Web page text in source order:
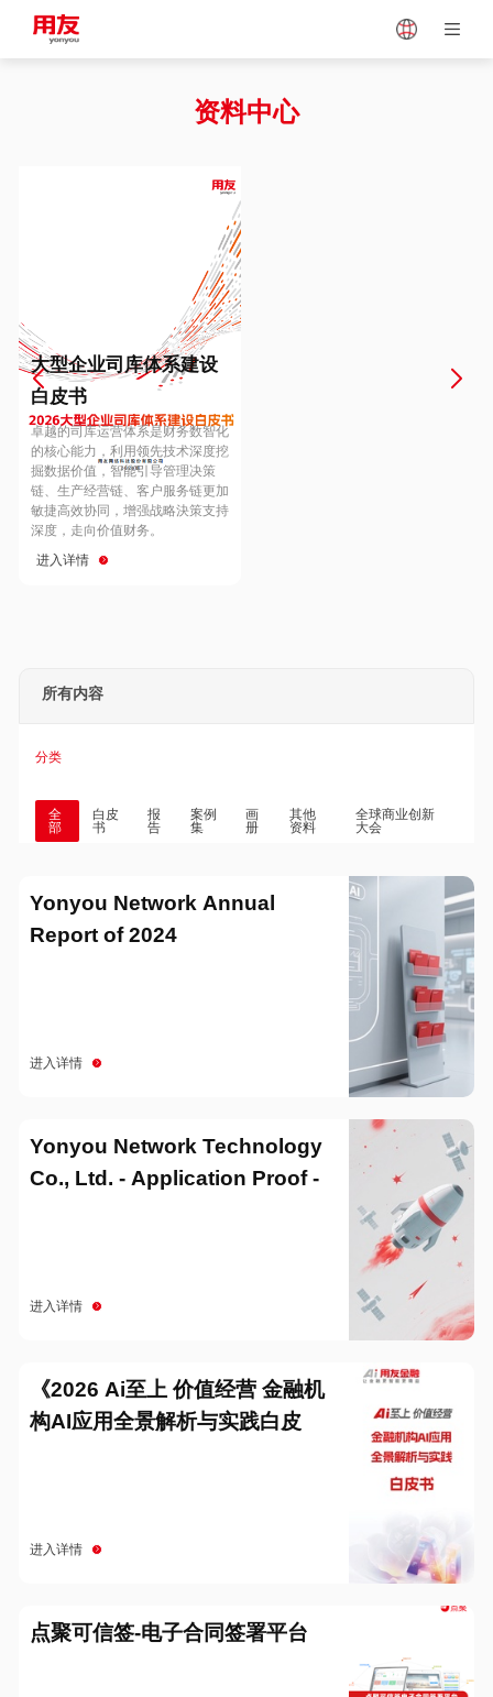
Vietnam
Europe
Hungary
Hong Kong
资料中心
大型企业司库体系建设
白皮书
卓越的司库运营体系是财务数智化
的核心能力，利用领先技术深度挖
掘数据价值，智能引导管理决策
链、生产经营链、客户服务链更加
敏捷高效协同，增强战略決策支持
深度，走向价值财务。
进入详情
所有内容
分类
全
部
白皮
书
报
告
案例
集
画
册
其他
资料
全球商业创新
大会
Yonyou Network Annual
Report of 2024
进入详情
Yonyou Network Technology
Co., Ltd. - Application Proof -
进入详情
《2026 Ai至上 价值经营 金融机
构AI应用全景解析与实践白皮
进入详情
点聚可信签-电子合同签署平台